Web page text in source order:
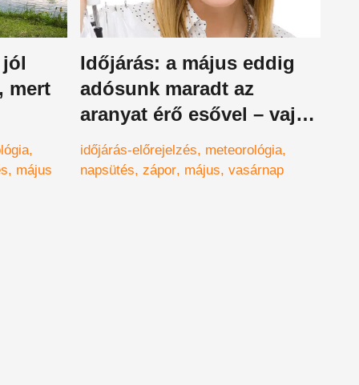
mert
május
Időjárás: a május eddig
adósunk maradt az
aranyat érő esővel – vajon
a hétvégénket rontják el a
záporok?
időjárás-előrejelzés
meteorológia
napsütés zápor május vasárnap